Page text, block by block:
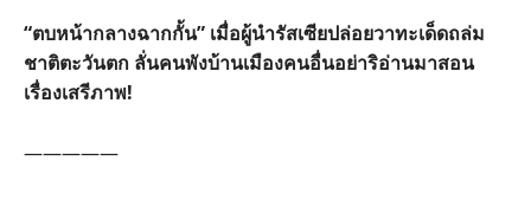
“ตบหน้ากลางฉากกั้น” เมื่อผู้นำรัสเซียปล่อยวาทะเด็ดถล่ม
ชาติตะวันตก ลั่นคนพังบ้านเมืองคนอื่นอย่าริอ่านมาสอน
เรื่องเสรีภาพ!
—————